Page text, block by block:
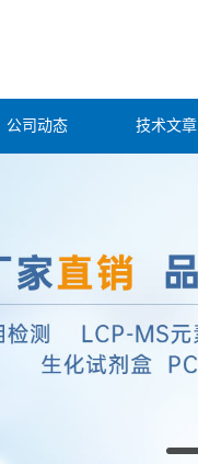
公司动态 技术文章